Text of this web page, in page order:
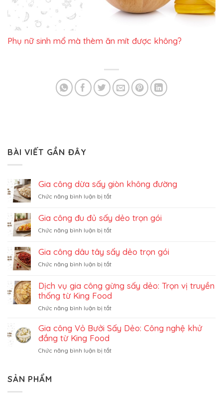
Phụ nữ sinh mổ mà thèm ăn mít được không?
BÀI VIẾT GẦN ĐÂY
Gia công dừa sấy giòn không đường
Chức năng bình luận bị tắtở
công
dừa
sấy
không
đường
Gia công đu đủ sấy dẻo trọn gói
Chức năng bình luận bị tắtở
công
đu
đủ
dẻo
trọn
gói
Gia công dâu tây sấy dẻo trọn gói
Chức năng bình luận bị tắtở
công
dâu
tây
sấy
trọn
gói
Dịch vụ gia công gừng sấy dẻo: Trọn vị truyền
thống từ King Food
Chức năng bình luận bị tắtở
vụ
gia
gừng
Gia công Vỏ Bưởi Sấy Dẻo: Công nghệ khử
đắng từ King Food
Chức năng bình luận bị tắtở
SẢN PHẨM